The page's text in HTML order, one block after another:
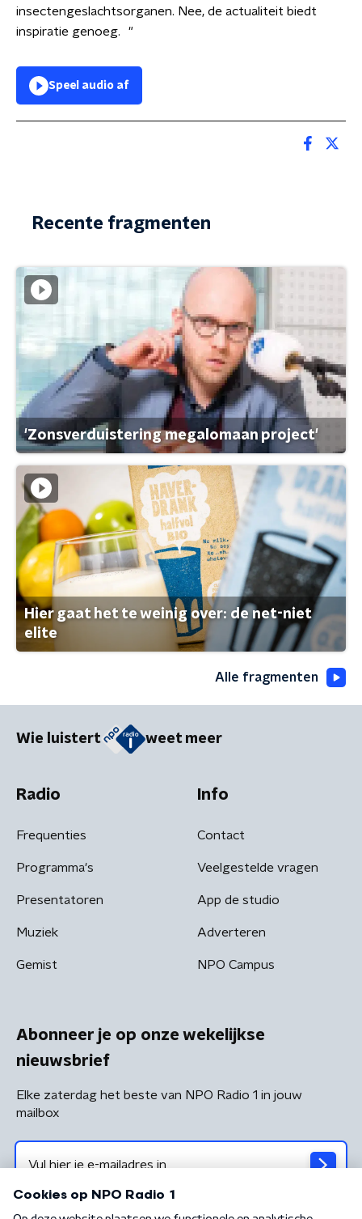
insectengeslachtsorganen. Nee, de actualiteit biedt
inspiratie genoeg. "
Speel audio af
Recente fragmenten
'Zonsverduistering megalomaan project'
Hier gaat het te weinig over: de net-niet
elite
Alle fragmenten
Wie luistert weet meer
Radio
Frequenties
Programma's
Presentatoren
Muziek
Gemist
Info
Contact
Veelgestelde vragen
App de studio
Adverteren
NPO Campus
Abonneer je op onze wekelijkse
nieuwsbrief
Elke zaterdag het beste van NPO Radio 1 in jouw
mailbox